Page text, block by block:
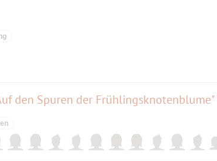
den Spuren der Frühlingsknotenblume"